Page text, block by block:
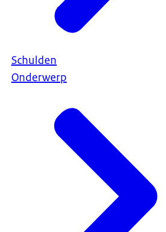
Schulden
Onderwerp